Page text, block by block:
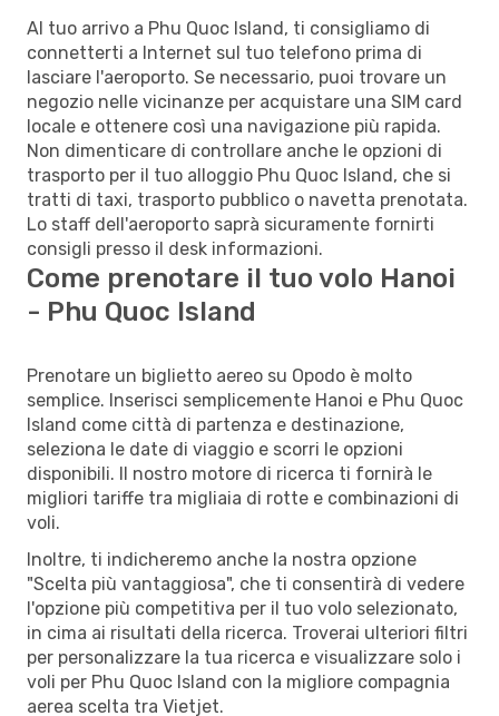
Al tuo arrivo a Phu Quoc Island, ti consigliamo di
connetterti a Internet sul tuo telefono prima di
lasciare l'aeroporto. Se necessario, puoi trovare un
negozio nelle vicinanze per acquistare una SIM card
locale e ottenere così una navigazione più rapida.
Non dimenticare di controllare anche le opzioni di
trasporto per il tuo alloggio Phu Quoc Island, che si
tratti di taxi, trasporto pubblico o navetta prenotata.
Lo staff dell'aeroporto saprà sicuramente fornirti
consigli presso il desk informazioni.
Come prenotare il tuo volo Hanoi
- Phu Quoc Island
Prenotare un biglietto aereo su Opodo è molto
semplice. Inserisci semplicemente Hanoi e Phu Quoc
Island come città di partenza e destinazione,
seleziona le date di viaggio e scorri le opzioni
disponibili. Il nostro motore di ricerca ti fornirà le
migliori tariffe tra migliaia di rotte e combinazioni di
voli.
Inoltre, ti indicheremo anche la nostra opzione
"Scelta più vantaggiosa", che ti consentirà di vedere
l'opzione più competitiva per il tuo volo selezionato,
in cima ai risultati della ricerca. Troverai ulteriori filtri
per personalizzare la tua ricerca e visualizzare solo i
voli per Phu Quoc Island con la migliore compagnia
aerea scelta tra Vietjet.